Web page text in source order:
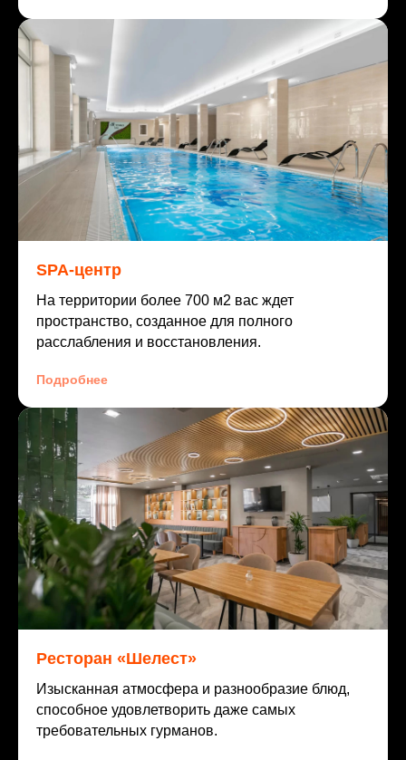
SPA-центр
На территории более 700 м2 вас ждет
пространство, созданное для полного
расслабления и восстановления.
Подробнее
Ресторан «Шелест»
Изысканная атмосфера и разнообразие блюд,
способное удовлетворить даже самых
требовательных гурманов.